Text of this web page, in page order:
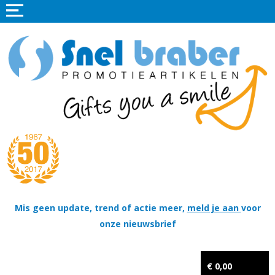
Mis geen update, trend of actie meer, meld je aan voor
onze nieuwsbrief
€ 0,00
Home
Promotieartikelen
Tassen
Thema's